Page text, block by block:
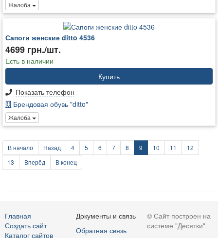
Жалоба
Сапоги женские ditto 4536
4699 грн./шт.
Есть в наличии
Купить
Показать телефон
Брендовая обувь "ditto"
Жалоба
В начало Назад 4 5 6 7 8 9 10 11
12
13
Вперёд В конец
Главная
Создать сайт
Каталог сайтов
Документы и связь
Обратная связь
© Сайт построен на
системе "Десятки"